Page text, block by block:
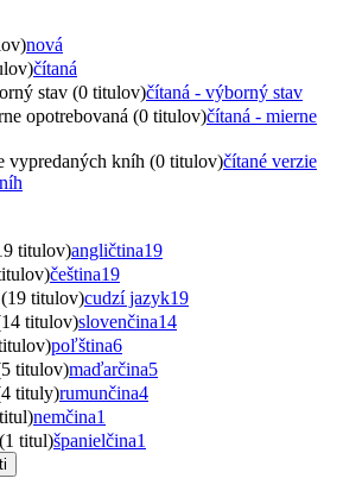
nová
čítaná
stav (0 titulov)čítaná - výborný stav
opotrebovaná (0 titulov)čítaná - mierne
vypredaných kníh (0 titulov)čítané verzie
titulov)angličtina19
čeština19
titulov)cudzí jazyk19
titulov)slovenčina14
poľština6
titulov)maďarčina5
tituly)rumunčina4
nemčina1
titul)španielčina1